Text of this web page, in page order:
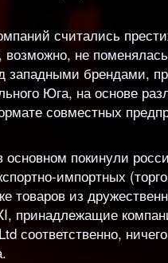
считались
возможно, не
западными брендами,
Юга, на основе
совместных
покинули
импортных
товаров из
принадлежащие
соответственно,